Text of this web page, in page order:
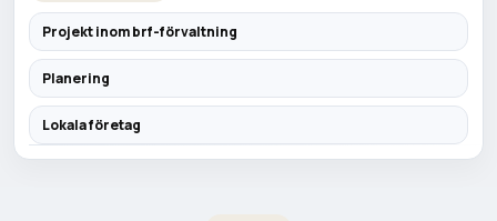
Projekt inom brf-förvaltning
Planering
Lokala företag